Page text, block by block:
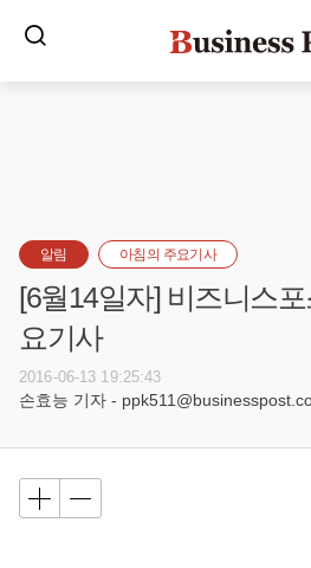
알림 아침의 주요기사
[6월14일자] 비즈니스
요기사
2016-06-13 19:25:43
손효능 기자 -